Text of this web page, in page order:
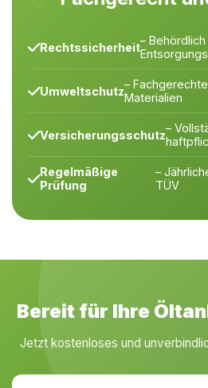
Rechtssicherheit–
Umweltschutz–
Materialien
Versicherungsschutz–
Regelmäßige
Prüfung
–
TÜV
Bereit für Ihre
Jetzt kostenloses und